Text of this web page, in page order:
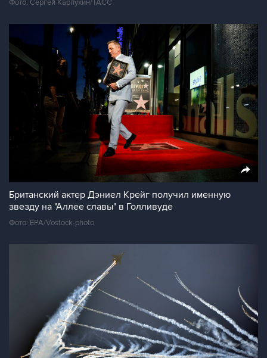
Фото: Сергей Карпухин/ТАСС
Британский актер Дэниел Крейг получил именную
звезду на "Аллее славы" в Голливуде
Фото: EPA/Vostock-photo